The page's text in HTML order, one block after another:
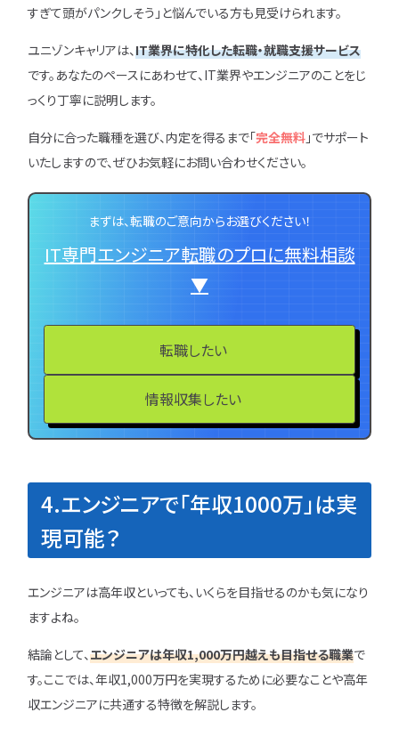
すぎて頭がパンクしそう」と悩んでいる方も見受けられます。
ユニゾンキャリアは、IT業界に特化した転職・就職支援サービス
です。あなたのペースにあわせて、IT業界やエンジニアのことをじ
っくり丁寧に説明します。
自分に合った職種を選び、内定を得るまで「完全無料 」でサポート
いたしますので、ぜひお気軽にお問い合わせください。
まずは、転職のご意向からお選びください！
IT専門エンジニア転職のプロに無料相談
▼
転職したい
情報収集したい
4.エンジニアで「年収1000万」は実
現可能？
エンジニアは高年収といっても、いくらを目指せるのかも気になり
ますよね。
結論として、エンジニアは年収1,000万円越えも目指せる職業で
す。ここでは、年収1,000万円を実現するために必要なことや高年
収エンジニアに共通する特徴を解説します。